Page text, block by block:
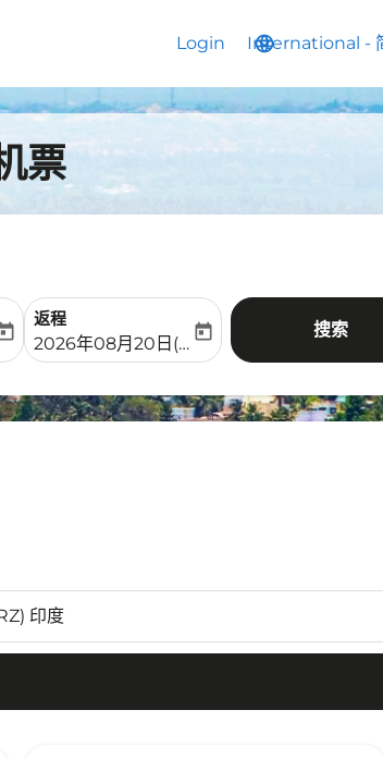
Login language
International -
keyboard_arrow_down
票
date-aria-label
)
返程
fc-booking-return-date-aria-label
2026年08月20日(周四)
today 搜索